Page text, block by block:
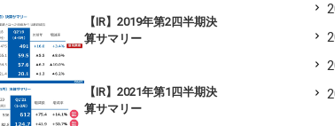
【IR】2019年第2四半期決
算サマリー
【IR】2021年第1四半期決
算サマリー